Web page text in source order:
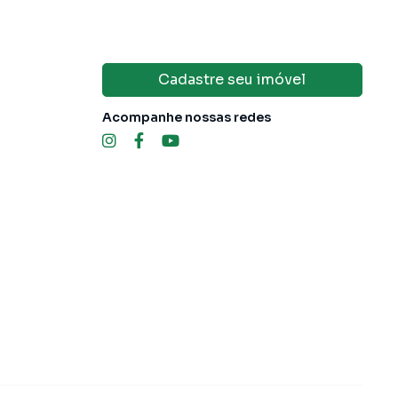
Cadastre seu imóvel
Acompanhe nossas redes